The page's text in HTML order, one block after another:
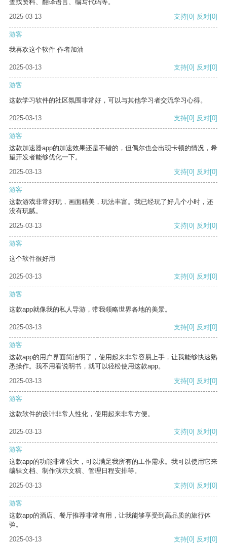
查找资料、翻译语言、编写代码等。
2025-03-13
支持[0] 反对[0]
游客
我喜欢这个软件 作者加油
2025-03-13 支持[0] 反对[0]
游客
这款学习软件的社区氛围非常好，可以与其他学习者交流学习心得。
2025-03-13 支持[0] 反对[0]
游客
这款加速器app的加速效果还是不错的，但偶尔也会出现卡顿的情况，希
望开发者能够优化一下。
2025-03-13
支持[0] 反对[0]
游客
这款游戏非常好玩，画面精美，玩法丰富。我已经玩了好几个小时，还
没有玩腻。
2025-03-13
支持[0] 反对[0]
游客
这个软件很好用
2025-03-13 支持[0] 反对[0]
游客
这款app就像我的私人导游，带我领略世界各地的美景。
2025-03-13 支持[0] 反对[0]
游客
这款app的用户界面简洁明了，使用起来非常容易上手，让我能够快速熟
悉操作。我不用看说明书，就可以轻松使用这款app。
2025-03-13
支持[0] 反对[0]
游客
这款软件的设计非常人性化，使用起来非常方便。
2025-03-13 支持[0] 反对[0]
游客
这款app的功能非常强大，可以满足我所有的工作需求。我可以使用它来
编辑文档、制作演示文稿、管理日程安排等。
2025-03-13
支持[0] 反对[0]
游客
这款app的酒店、餐厅推荐非常有用，让我能够享受到高品质的旅行体
验。
2025-03-13
支持[0] 反对[0]